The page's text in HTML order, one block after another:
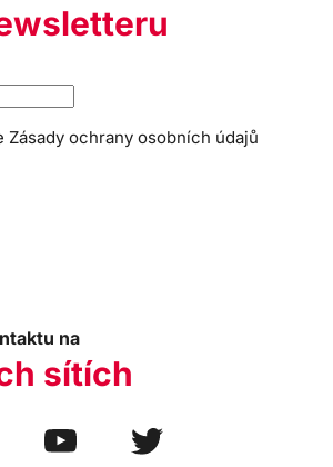
Zásady ochrany osobních údajů
na
sítích